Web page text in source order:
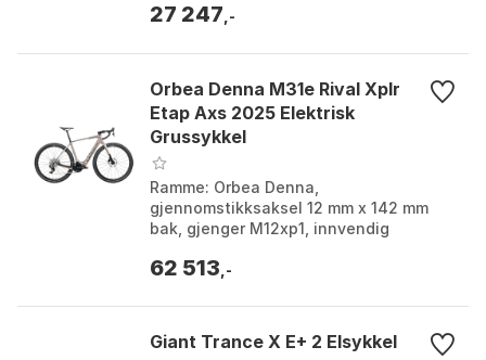
27 247 ,-
Orbea Denna M31e Rival Xplr
Etap Axs 2025 Elektrisk
Grussykkel
Ramme: Orbea Denna,
gjennomstikksaksel 12 mm x 142 mm
bak, gjenger M12xp1, innvendig
Batteri: Orbea intern 420 Wh.
62 513 ,-
Giant Trance X E+ 2 Elsykkel